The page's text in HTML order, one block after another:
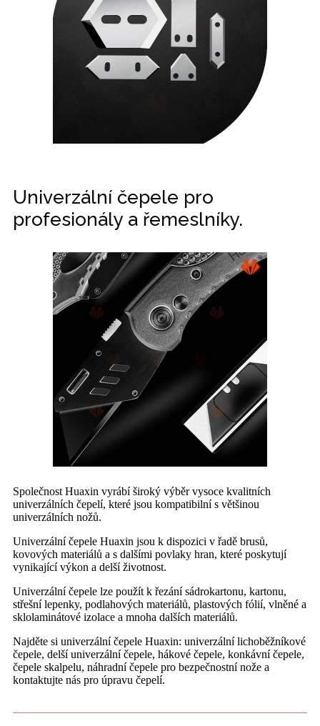
Univerzální čepele pro
profesionály a řemeslníky.
Společnost Huaxin vyrábí široký výběr vysoce kvalitních
univerzálních čepelí, které jsou kompatibilní s většinou
univerzálních nožů.
Univerzální čepele Huaxin jsou k dispozici v řadě brusů,
kovových materiálů a s dalšími povlaky hran, které poskytují
vynikající výkon a delší životnost.
Univerzální čepele lze použít k řezání sádrokartonu, kartonu,
střešní lepenky, podlahových materiálů, plastových fólií, vlněné a
sklolaminátové izolace a mnoha dalších materiálů.
Najděte si univerzální čepele Huaxin: univerzální lichoběžníkové
čepele, delší univerzální čepele, hákové čepele, konkávní čepele,
čepele skalpelu, náhradní čepele pro bezpečnostní nože a
kontaktujte nás pro úpravu čepelí.